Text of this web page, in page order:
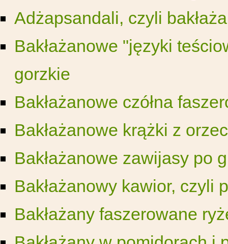
Adżapsandali, czyli
Bakłażanowe "języki
gorzkie
Bakłażanowe czółna
Bakłażanowe krążki z
Bakłażanowe zawijasy po
Bakłażanowy kawior, czyli
Bakłażany faszerowane